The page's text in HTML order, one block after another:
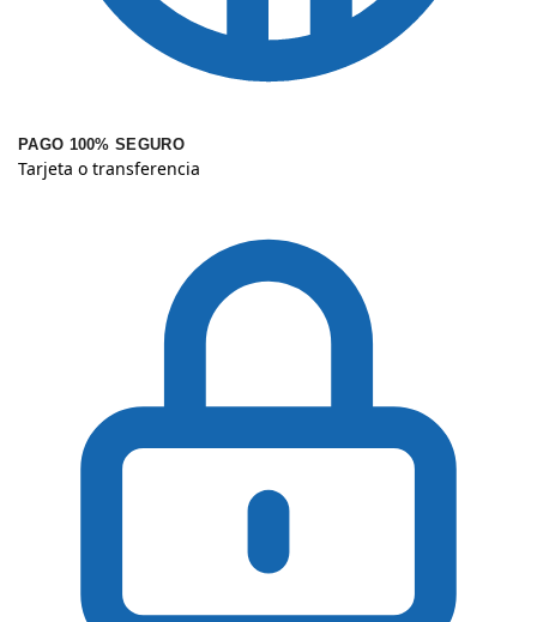
PAGO 100% SEGURO
Tarjeta o transferencia